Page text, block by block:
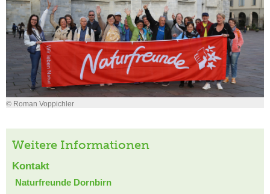
© Roman Voppichler
Weitere Informationen
Kontakt
Naturfreunde Dornbirn